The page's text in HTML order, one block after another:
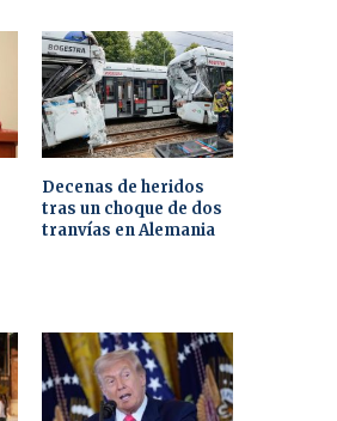
Decenas de heridos
tras un choque de dos
tranvías en Alemania